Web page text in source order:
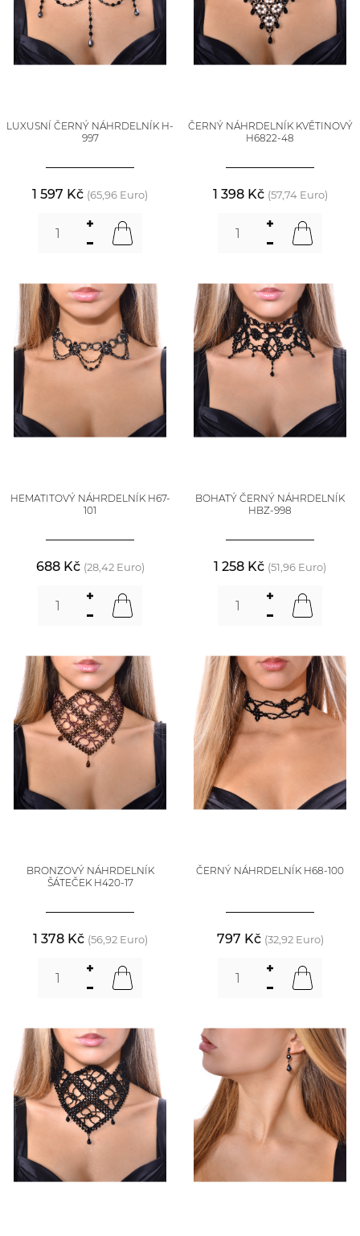
LUXUSNÍ ČERNÝ NÁHRDELNÍK H-
997
1 597 Kč (65,96 Euro)
ČERNÝ NÁHRDELNÍK KVĚTINOVÝ
H6822-48
1 398 Kč (57,74 Euro)
HEMATITOVÝ NÁHRDELNÍK H67-
101
688 Kč (28,42 Euro)
BOHATÝ ČERNÝ NÁHRDELNÍK
HBZ-998
1 258 Kč (51,96 Euro)
BRONZOVÝ NÁHRDELNÍK
ŠÁTEČEK H420-17
1 378 Kč (56,92 Euro)
ČERNÝ NÁHRDELNÍK H68-100
797 Kč (32,92 Euro)